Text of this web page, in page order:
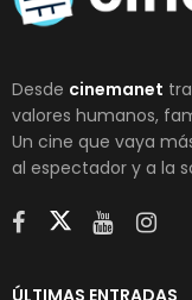
Desde cinemanet
valores humanos,
Un cine que vaya
al espectador y a la
ÚLTIMAS ENTRADAS